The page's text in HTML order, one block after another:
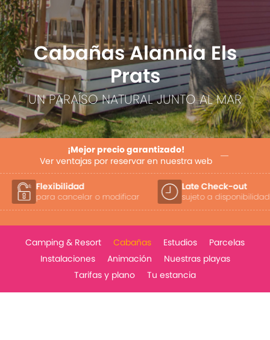
Cabañas Alannia Els
Prats
UN PARAÍSO NATURAL JUNTO AL MAR
¡Mejor precio garantizado!
Ver ventajas por reservar en nuestra web
Flexibilidad
para cancelar o modificar
Late Check-out
sujeto a disponibilidad
Camping & Resort Cabañas Estudios
Parcelas
Instalaciones
Animación
Nuestras playas
Tarifas y plano
Tu estancia